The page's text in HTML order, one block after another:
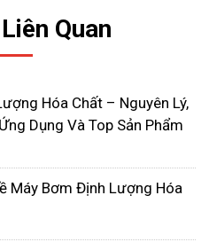
lượng hoá chất
để đưa chính xác lượng
uống: Trong ngành
thức uống, bơm định
có thể được sử dụng
chất bảo quản hoặc
phẩm cuối cùng.
Quan
Hóa Chất – Nguyên Lý,
Dụng Và Top Sản Phẩm
Máy Bơm Định Lượng Hóa